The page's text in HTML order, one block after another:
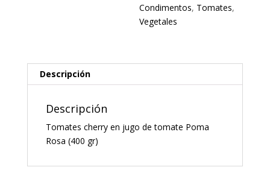
Condimentos, Tomates,
Vegetales
Descripción
Descripción
Tomates cherry en jugo de tomate Poma
Rosa (400 gr)